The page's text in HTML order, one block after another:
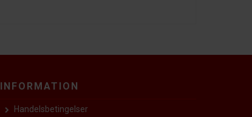
INFORMATION
Handelsbetingelser